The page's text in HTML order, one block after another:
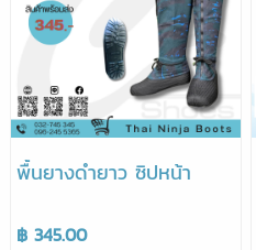
พื้นยางดำยาว ซิปหน้า
฿ 345.00